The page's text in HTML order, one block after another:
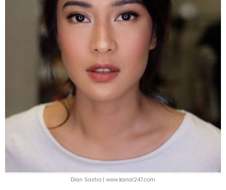
Dian Sastro | www.kanal247.com